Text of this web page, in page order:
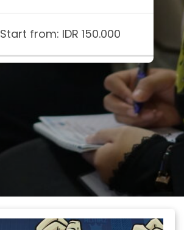
Start from: IDR 150.000